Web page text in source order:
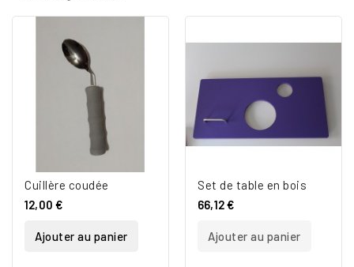
Cuillère coudée
12,00 €
Ajouter au panier
Set de table en bois
66,12 €
Ajouter au panier